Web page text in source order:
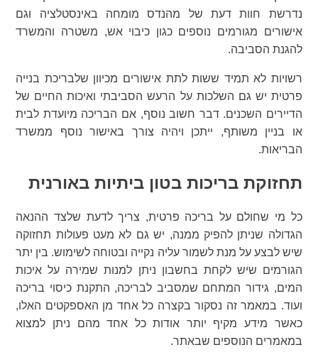
נדרשת חוות דעת של מהנדס מומחה באינסטלציה וגם
אישורים מגורמים נוספים כגון כיבוי אש, משטרה והמשרד
להגנת הסביבה.
רשויות לא תמיד ששות לתת אישורים מכיוון שלבריכת בנייה
פרטית יש גם השלכות על הרעש הסביבתי ואיכות החיים של
הדיירים השכנים. דבר חשוב נוסף, אם הבריכה מיועדת לבית
או בניין משותף, ייתכן ויהיה צורך באישור נוסף ממשרד
הבריאות.
תחזוקת בריכות בטון ביתיות באורנית
כל מי שחולם על בריכה פרטית, צריך לדעת שלצד ההנאה
הגדולה שניתן להפיק ממנה, יש גם לא מעט פעולות תחזוקה
שיש לבצע על מנת לשמור עליה נקייה ובטוחה לשימוש. בין יתר
הגורמים שיש לקחת בחשבון ניתן למנות שמירה על איכות
המים, גידור המתחם שמסביב לבריכה, התקנת כיסוי בריכה
ועוד. במאמר זה נסקור בקצרה כל אחד מן האספקטים האלו,
כאשר מידע מקיף יותר אודות כל אחד מהם ניתן למצוא
במאמרים הנוספים שבאתר.